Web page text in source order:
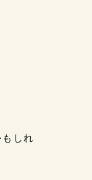
しれ